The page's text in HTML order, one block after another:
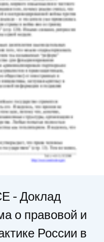
- Доклад
о правовой и
России в